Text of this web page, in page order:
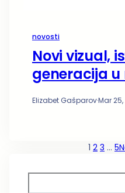
novosti
Novi vizual,
generacija
Elizabet Gašparov·Mar
1 2 3 … 5